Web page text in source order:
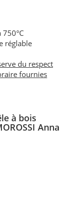
réglable
du respect
fournies
à bois
Anna